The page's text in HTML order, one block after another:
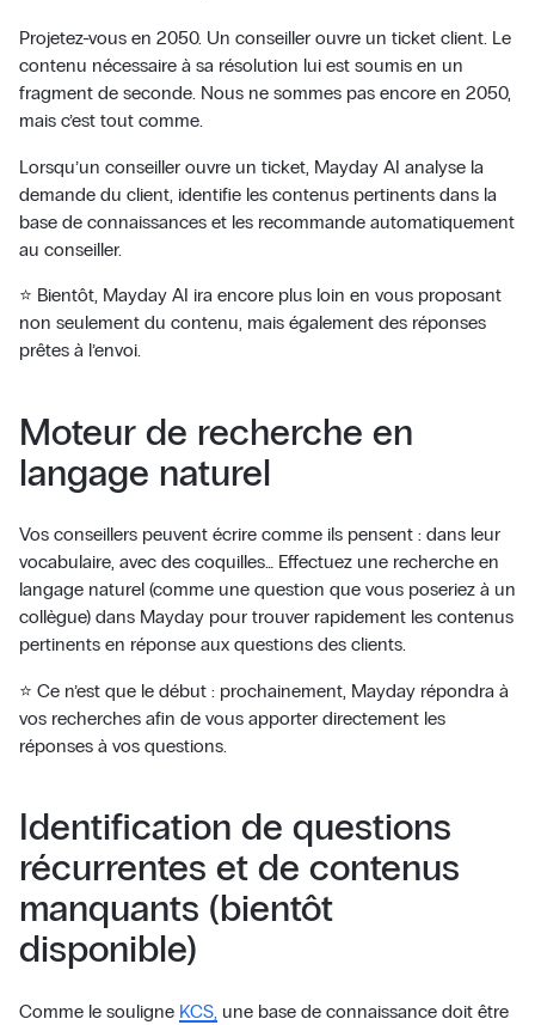
Projetez-vous en 2050. Un conseiller ouvre un ticket client. Le
contenu nécessaire à sa résolution lui est soumis en un
fragment de seconde. Nous ne sommes pas encore en 2050,
mais c’est tout comme.
Lorsqu’un conseiller ouvre un ticket, Mayday AI analyse la
demande du client, identifie les contenus pertinents dans la
base de connaissances et les recommande automatiquement
au conseiller.
⭐ Bientôt, Mayday AI ira encore plus loin en vous proposant
non seulement du contenu, mais également des réponses
prêtes à l’envoi.
Moteur de recherche en
langage naturel
Vos conseillers peuvent écrire comme ils pensent : dans leur
vocabulaire, avec des coquilles… Effectuez une recherche en
langage naturel (comme une question que vous poseriez à un
collègue) dans Mayday pour trouver rapidement les contenus
pertinents en réponse aux questions des clients.
⭐ Ce n’est que le début : prochainement, Mayday répondra à
vos recherches afin de vous apporter directement les
réponses à vos questions.
Identification de questions
récurrentes et de contenus
manquants (bientôt
disponible)
Comme le souligne KCS, une base de connaissance doit être